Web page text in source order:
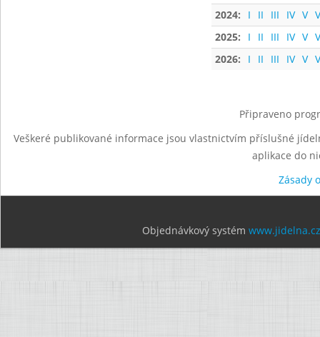
2024:
I II III IV V
2025:
I II III IV V
2026:
I II III IV V
Připraveno
Veškeré publikované informace jsou vlastnictvím příslušné
aplikace do
Zásady
Objednávkový systém www.jidelna.cz